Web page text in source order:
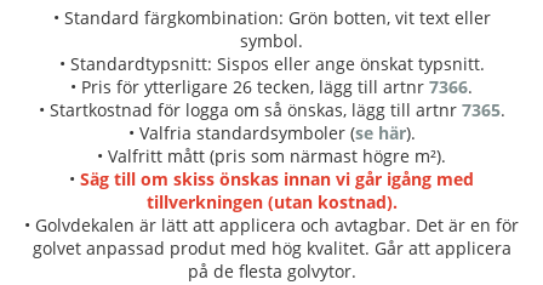
• Standard färgkombination: Grön botten, vit text eller
symbol.
• Standardtypsnitt: Sispos eller ange önskat typsnitt.
• Pris för ytterligare 26 tecken, lägg till artnr 7366.
• Startkostnad för logga om så önskas, lägg till artnr 7365.
• Valfria standardsymboler (se här).
• Valfritt mått (pris som närmast högre m²).
• Säg till om skiss önskas innan vi går igång med
tillverkningen (utan kostnad).
• Golvdekalen är lätt att applicera och avtagbar. Det är en för
golvet anpassad produt med hög kvalitet. Går att applicera
på de flesta golvytor.